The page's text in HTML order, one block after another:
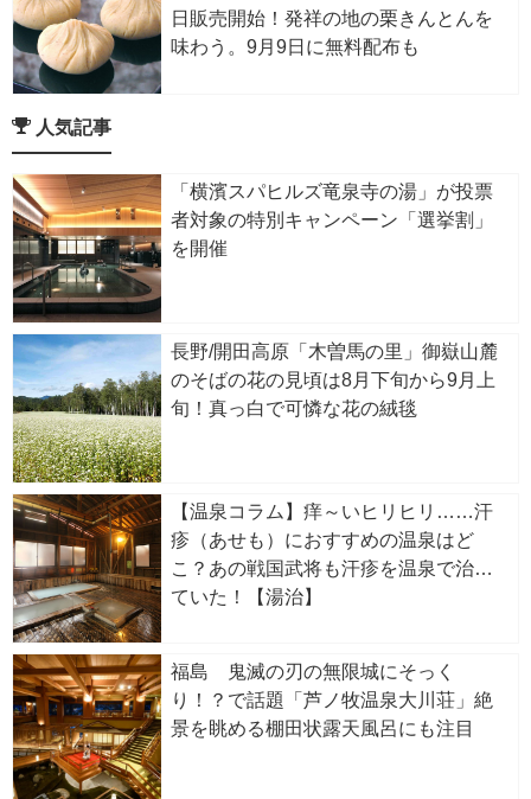
日販売開始！発祥の地の栗きんとんを
味わう。9月9日に無料配布も
人気記事
「横濱スパヒルズ竜泉寺の湯」が投票
者対象の特別キャンペーン「選挙割」
を開催
長野/開田高原「木曽馬の里」御嶽山麓
のそばの花の見頃は8月下旬から9月上
旬！真っ白で可憐な花の絨毯
【温泉コラム】痒～いヒリヒリ……汗
疹（あせも）におすすめの温泉はど
こ？あの戦国武将も汗疹を温泉で治し
ていた！【湯治】
福島 鬼滅の刃の無限城にそっく
り！？で話題「芦ノ牧温泉大川荘」絶
景を眺める棚田状露天風呂にも注目